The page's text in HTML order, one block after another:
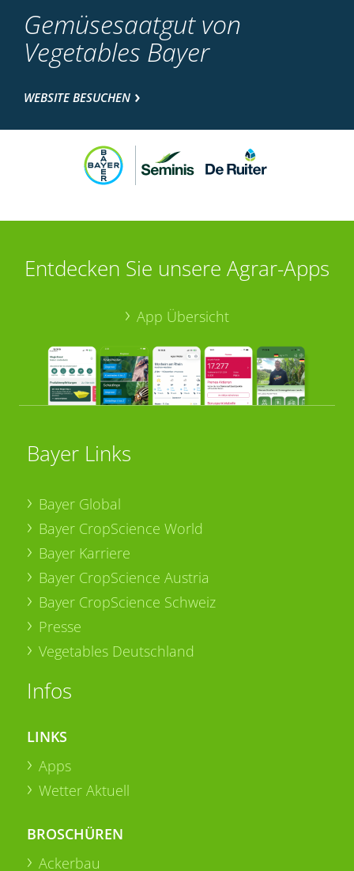
Gemüsesaatgut von
Vegetables Bayer
WEBSITE BESUCHEN
Entdecken Sie unsere Agrar-Apps
App Übersicht
Bayer Links
Bayer Global
Bayer CropScience World
Bayer Karriere
Bayer CropScience Austria
Bayer CropScience Schweiz
Presse
Vegetables Deutschland
Infos
LINKS
Apps
Wetter Aktuell
BROSCHÜREN
Ackerbau